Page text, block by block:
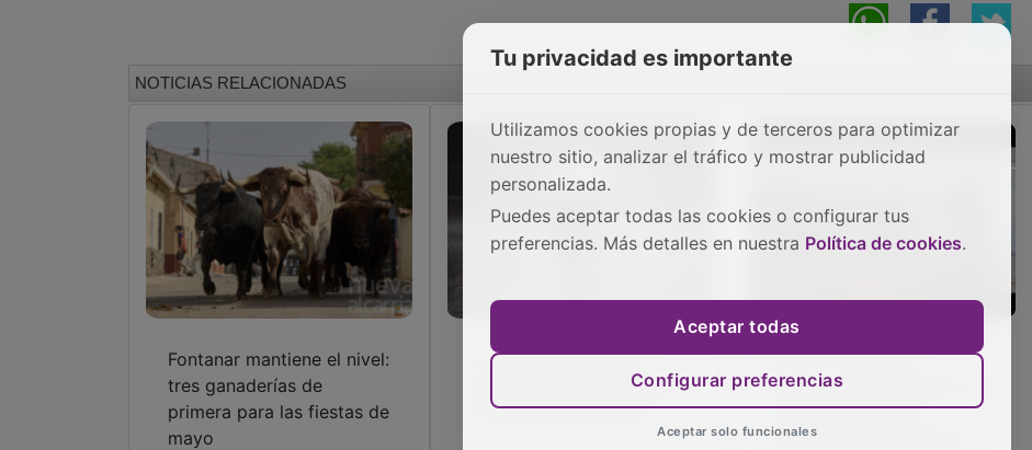
NOTICIAS RELACIONADAS
Fontanar mantiene el nivel:
tres ganaderías de
primera para las fiestas de
mayo
La provincia entra en
aviso por lluvias y fuertes
tormentas este jueves
La Diputación de
Guadalajara completa su
red de parques de
bomberos en Sacedón y
Tu privacidad es importante
Utilizamos cookies propias y de terceros para optimizar
nuestro sitio, analizar el tráfico y mostrar publicidad
personalizada.
Puedes aceptar todas las cookies o configurar tus
preferencias. Más detalles en nuestra Política de cookies.
Aceptar todas
Configurar preferencias
Aceptar solo funcionales